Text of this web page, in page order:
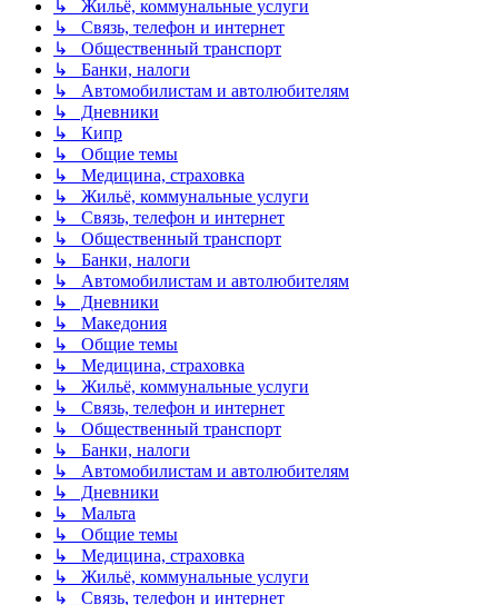
↳ Жильё, коммунальные услуги
↳ Связь, телефон и интернет
↳ Общественный транспорт
↳ Банки, налоги
↳ Автомобилистам и автолюбителям
↳ Дневники
↳ Кипр
↳ Общие темы
↳ Медицина, страховка
↳ Жильё, коммунальные услуги
↳ Связь, телефон и интернет
↳ Общественный транспорт
↳ Банки, налоги
↳ Автомобилистам и автолюбителям
↳ Дневники
↳ Македония
↳ Общие темы
↳ Медицина, страховка
↳ Жильё, коммунальные услуги
↳ Связь, телефон и интернет
↳ Общественный транспорт
↳ Банки, налоги
↳ Автомобилистам и автолюбителям
↳ Дневники
↳ Мальта
↳ Общие темы
↳ Медицина, страховка
↳ Жильё, коммунальные услуги
↳ Связь, телефон и интернет